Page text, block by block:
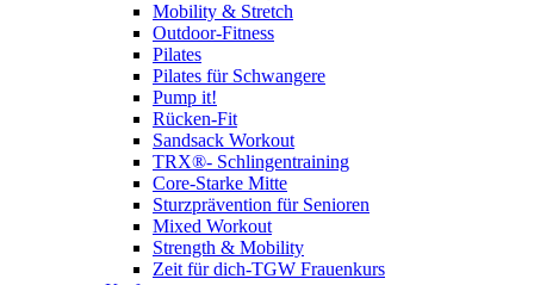
Mobility & Stretch
Outdoor-Fitness
Pilates
Pilates für Schwangere
Pump it!
Rücken-Fit
Sandsack Workout
TRX®- Schlingentraining
Core-Starke Mitte
Sturzprävention für Senioren
Mixed Workout
Strength & Mobility
Zeit für dich-TGW Frauenkurs